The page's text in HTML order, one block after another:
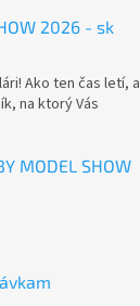
2026 - sk
Ako ten čas letí, a
na ktorý Vás
MODEL SHOW